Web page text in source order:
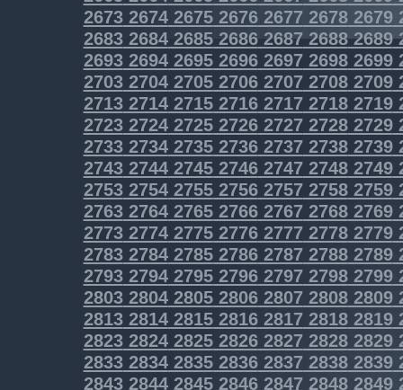
26732674267526762677 26782679
2683268426852686268726882689
2693269426952696269726982699
2703270427052706270727082709
2713271427152716271727182719
2723272427252726272727282729
2733273427352736273727382739
2743274427452746274727482749
2753275427552756275727582759
2763276427652766276727682769
2773277427752776277727782779
2783278427852786278727882789
2793279427952796279727982799
2803280428052806280728082809
2813281428152816281728182819
2823282428252826282728282829
2833283428352836283728382839
2843284428452846284728482849